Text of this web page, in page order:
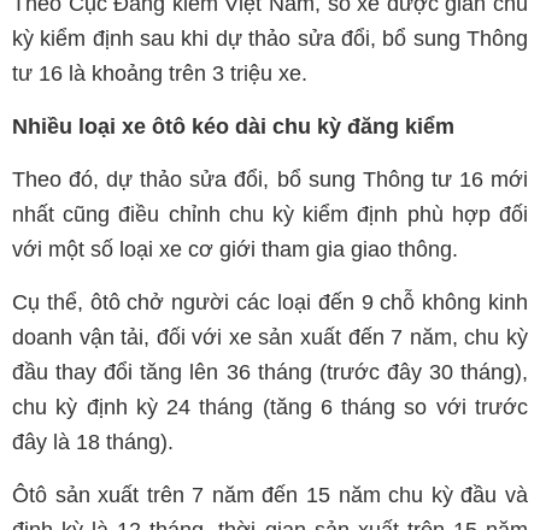
kỳ kiểm định sau khi dự thảo sửa đổi, bổ sung Thông
tư 16 là khoảng trên 3 triệu xe.
Nhiều loại xe ôtô kéo dài chu kỳ đăng kiểm
Theo đó, dự thảo sửa đổi, bổ sung Thông tư 16 mới
nhất cũng điều chỉnh chu kỳ kiểm định phù hợp đối
với một số loại xe cơ giới tham gia giao thông.
Cụ thể, ôtô chở người các loại đến 9 chỗ không kinh
doanh vận tải, đối với xe sản xuất đến 7 năm, chu kỳ
đầu thay đổi tăng lên 36 tháng (trước đây 30 tháng),
chu kỳ định kỳ 24 tháng (tăng 6 tháng so với trước
đây là 18 tháng).
Ôtô sản xuất trên 7 năm đến 15 năm chu kỳ đầu và